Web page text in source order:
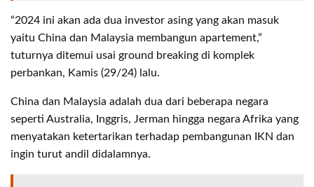
“2024 ini akan ada dua investor asing yang akan masuk
yaitu China dan Malaysia membangun apartement,”
tuturnya ditemui usai ground breaking di komplek
perbankan, Kamis (29/24) lalu.
China dan Malaysia adalah dua dari beberapa negara
seperti Australia, Inggris, Jerman hingga negara Afrika yang
menyatakan ketertarikan terhadap pembangunan IKN dan
ingin turut andil didalamnya.